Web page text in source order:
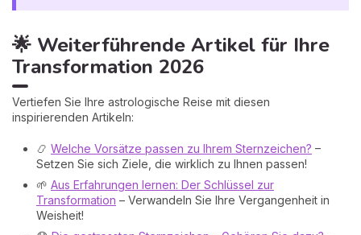
🌟 Weiterführende Artikel für Ihre
Transformation 2026
Vertiefen Sie Ihre astrologische Reise mit diesen
inspirierenden Artikeln:
📿 Welche Vorsätze passen zu Ihrem Sternzeichen? –
Setzen Sie sich Ziele, die wirklich zu Ihnen passen!
🌱 Aus Erfahrungen lernen: Der Schlüssel zur
Transformation – Verwandeln Sie Ihre Vergangenheit in
Weisheit!